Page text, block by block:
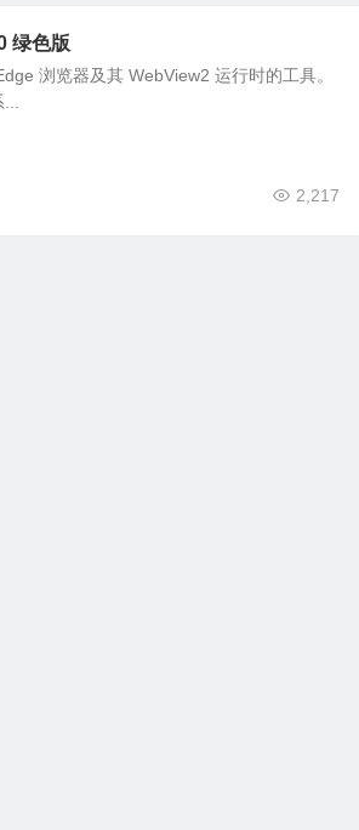
绿色版
浏览器及其 WebView2 运行时的工具。
2,217